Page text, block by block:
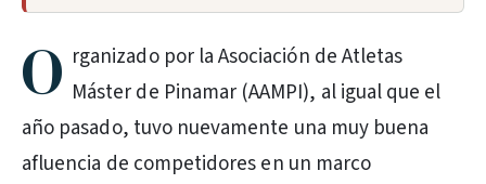
O rganizado por la Asociación de Atletas
Máster de Pinamar (AAMPI), al igual que el
año pasado, tuvo nuevamente una muy buena
afluencia de competidores en un marco